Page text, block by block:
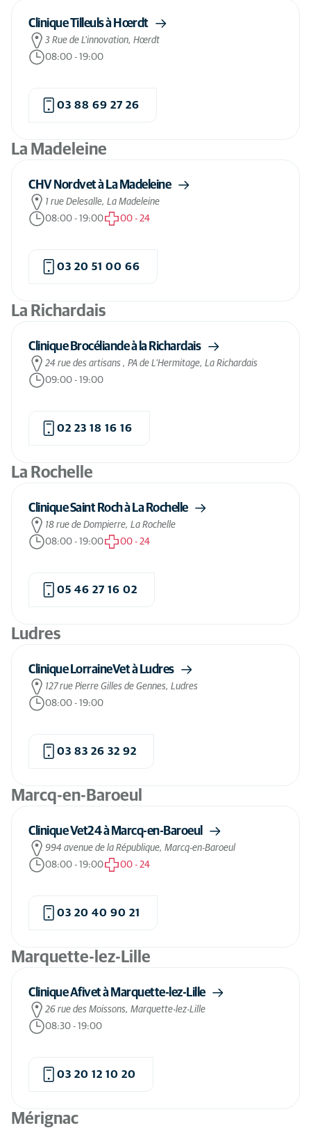
Clinique Tilleuls à Hœrdt
3 Rue de L'innovation, Hœrdt
08:00 - 19:00
03 88 69 27 26
La Madeleine
CHV Nordvet à La Madeleine
1 rue Delesalle, La Madeleine
08:00 - 19:00 00 - 24
03 20 51 00 66
La Richardais
Clinique Brocéliande à la Richardais
24 rue des artisans , PA de L’Hermitage, La Richardais
09:00 - 19:00
02 23 18 16 16
La Rochelle
Clinique Saint Roch à La Rochelle
18 rue de Dompierre, La Rochelle
08:00 - 19:00 00 - 24
05 46 27 16 02
Ludres
Clinique LorraineVet à Ludres
127 rue Pierre Gilles de Gennes, Ludres
08:00 - 19:00
03 83 26 32 92
Marcq-en-Baroeul
Clinique Vet24 à Marcq-en-Baroeul
994 avenue de la République, Marcq-en-Baroeul
08:00 - 19:00 00 - 24
03 20 40 90 21
Marquette-lez-Lille
Clinique Afivet à Marquette-lez-Lille
26 rue des Moissons, Marquette-lez-Lille
08:30 - 19:00
03 20 12 10 20
Mérignac